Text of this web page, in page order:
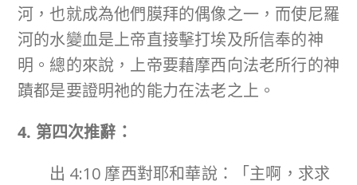
河，也就成為他們膜拜的偶像之一，而使尼羅
河的水變血是上帝直接擊打埃及所信奉的神
明。總的來說，上帝要藉摩西向法老所行的神
蹟都是要證明祂的能力在法老之上。
4. 第四次推辭：
出 4:10 摩西對耶和華說：「主啊，求求